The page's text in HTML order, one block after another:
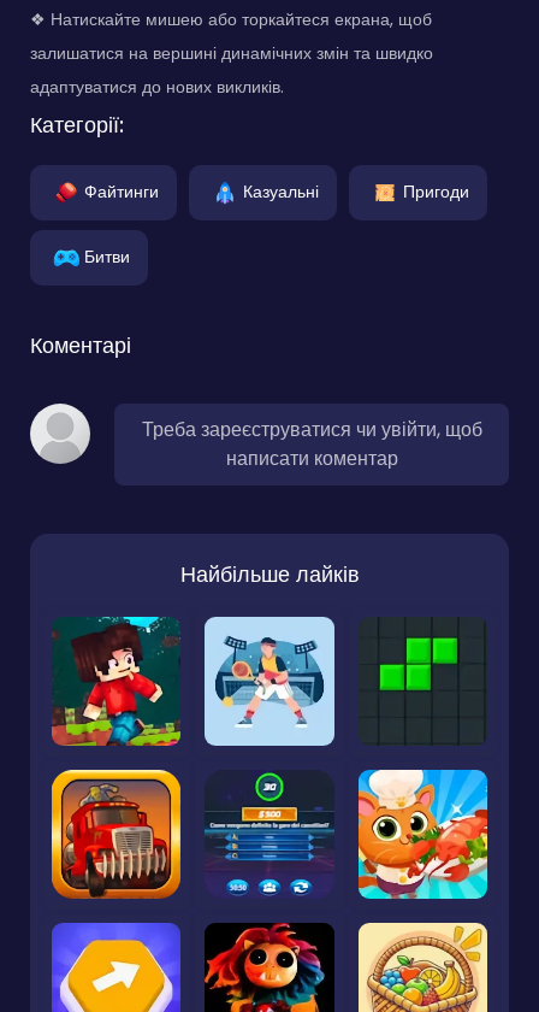
❖ Натискайте мишею або торкайтеся екрана, щоб
залишатися на вершині динамічних змін та швидко
адаптуватися до нових викликів.
Категорії:
Файтинги Казуальні Пригоди
Битви
Коментарі
Треба зареєструватися чи увійти, щоб
написати коментар
Найбільше лайків